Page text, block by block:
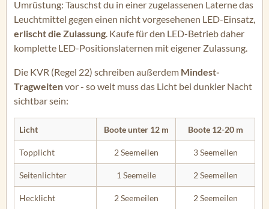
Umrüstung: Tauschst du in einer zugelassenen Laterne das
Leuchtmittel gegen einen nicht vorgesehenen LED-Einsatz,
erlischt die Zulassung. Kaufe für den LED-Betrieb daher
komplette LED-Positionslaternen mit eigener Zulassung.
Die KVR (Regel 22) schreiben außerdem Mindest-
Tragweitenvor - so weit muss das Licht bei dunkler Nacht
sichtbar sein:
Licht Boote unter 12 m Boote 12-20 m
Topplicht 2 Seemeilen 3 Seemeilen
Seitenlichter 1 Seemeile 2 Seemeilen
Hecklicht 2 Seemeilen 2 Seemeilen